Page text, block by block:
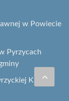
w Powiecie
Pyrzycach
Krytej